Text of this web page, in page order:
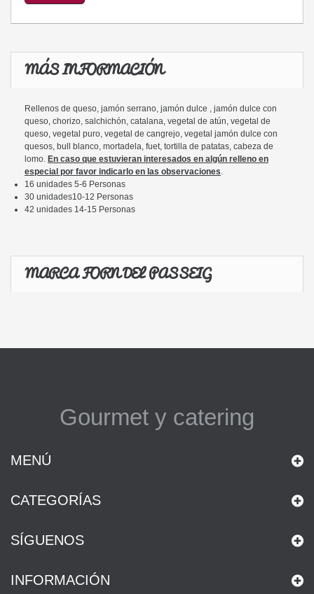
MÁS INFORMACIÓN
Rellenos de queso, jamón serrano, jamón dulce , jamón dulce con
queso, chorizo, salchichón, catalana, vegetal de atún, vegetal de
queso, vegetal puro, vegetal de cangrejo, vegetal jamón dulce con
quesos, bull blanco, mortadela, fuet, tortilla de patatas, cabeza de
lomo. En caso que estuvieran interesados en algún relleno en
especial por favor indicarlo en las observaciones.
16 unidades 5-6 Personas
30 unidades10-12 Personas
42 unidades 14-15 Personas
MARCA FORN DEL PASSEIG
Gourmet y catering
MENÚ
CATEGORÍAS
SÍGUENOS
INFORMACIÓN